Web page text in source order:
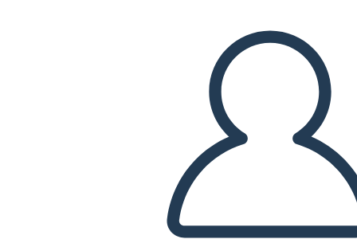
Detective's Code for
Indemnity Only
Kopier dette storyboardet
LAGE ET STORYBOARD
SPILLE AV LYSBILDEFREMVISNING
LES FOR MEG